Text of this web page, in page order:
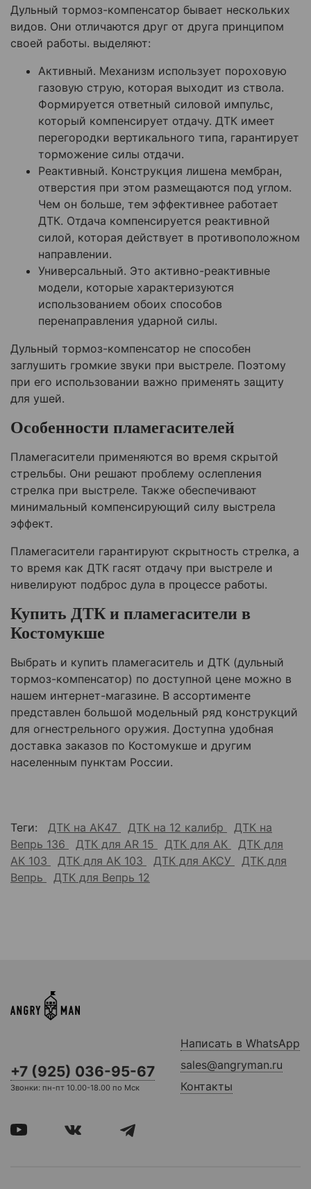
Дульный тормоз-компенсатор бывает нескольких
видов. Они отличаются друг от друга принципом
своей работы. выделяют:
Активный. Механизм использует пороховую
газовую струю, которая выходит из ствола.
Формируется ответный силовой импульс,
который компенсирует отдачу. ДТК имеет
перегородки вертикального типа, гарантирует
торможение силы отдачи.
Реактивный. Конструкция лишена мембран,
отверстия при этом размещаются под углом.
Чем он больше, тем эффективнее работает
ДТК. Отдача компенсируется реактивной
силой, которая действует в противоположном
направлении.
Универсальный. Это активно-реактивные
модели, которые характеризуются
использованием обоих способов
перенаправления ударной силы.
Дульный тормоз-компенсатор не способен
заглушить громкие звуки при выстреле. Поэтому
при его использовании важно применять защиту
для ушей.
Особенности пламегасителей
Пламегасители применяются во время скрытой
стрельбы. Они решают проблему ослепления
стрелка при выстреле. Также обеспечивают
минимальный компенсирующий силу выстрела
эффект.
Пламегасители гарантируют скрытность стрелка, а
то время как ДТК гасят отдачу при выстреле и
нивелируют подброс дула в процессе работы.
Купить ДТК и пламегасители в
Костомукше
Выбрать и купить пламегаситель и ДТК (дульный
тормоз-компенсатор) по доступной цене можно в
нашем интернет-магазине. В ассортименте
представлен большой модельный ряд конструкций
для огнестрельного оружия. Доступна удобная
доставка заказов по Костомукше и другим
населенным пунктам России.
Теги: ДТК на АК47 ДТК на 12 калибр
ДТК на
Вепрь 136
ДТК для AR 15 ДТК для АК
ДТК для
АК 103
ДТК для АК 103 ДТК для АКСУ
ДТК для
Вепрь
ДТК для Вепрь 12
+7 (925) 036-95-67
Звонки: пн-пт 10.00-18.00 по Мск
Написать в WhatsApp
sales@angryman.ru
Контакты